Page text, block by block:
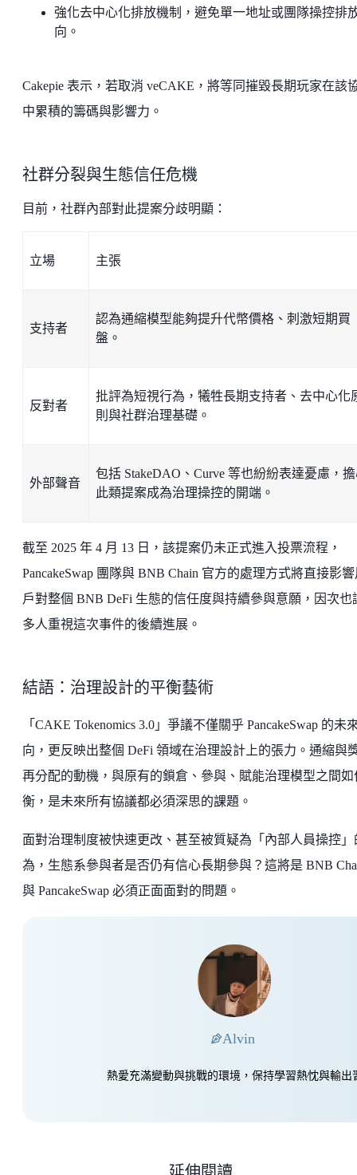
強化去中心化排放機制，避免單一地址或團隊操控排
向。
Cakepie 表示，若取消 veCAKE，將等同摧毀長期玩家在該
中累積的籌碼與影響力。
社群分裂與生態信任危機
目前，社群內部對此提案分歧明顯：
立場 主張
支持者
認為通縮模型能夠提升代幣價格、刺激短期買
盤。
反對者
批評為短視行為，犧牲長期支持者、去中心化
則與社群治理基礎。
外部聲音
包括 StakeDAO、Curve 等也紛紛表達憂慮，
此類提案成為治理操控的開端。
截至 2025 年 4 月 13 日，該提案仍未正式進入投票流程，
PancakeSwap 團隊與 BNB Chain 官方的處理方式將直接影
戶對整個 BNB DeFi 生態的信任度與持續參與意願，因次也
多人重視這次事件的後續進展。
結語：治理設計的平衡藝術
「CAKE Tokenomics 3.0」爭議不僅關乎 PancakeSwap 的未
向，更反映出整個 DeFi 領域在治理設計上的張力。通縮與
再分配的動機，與原有的鎖倉、參與、賦能治理模型之間如
衡，是未來所有協議都必須深思的課題。
面對治理制度被快速更改、甚至被質疑為「內部人員操控」
為，生態系參與者是否仍有信心長期參與？這將是 BNB
與 PancakeSwap 必須正面面對的問題。
Alvin
熱愛充滿變動與挑戰的環境，保持學習熱忱與輸出